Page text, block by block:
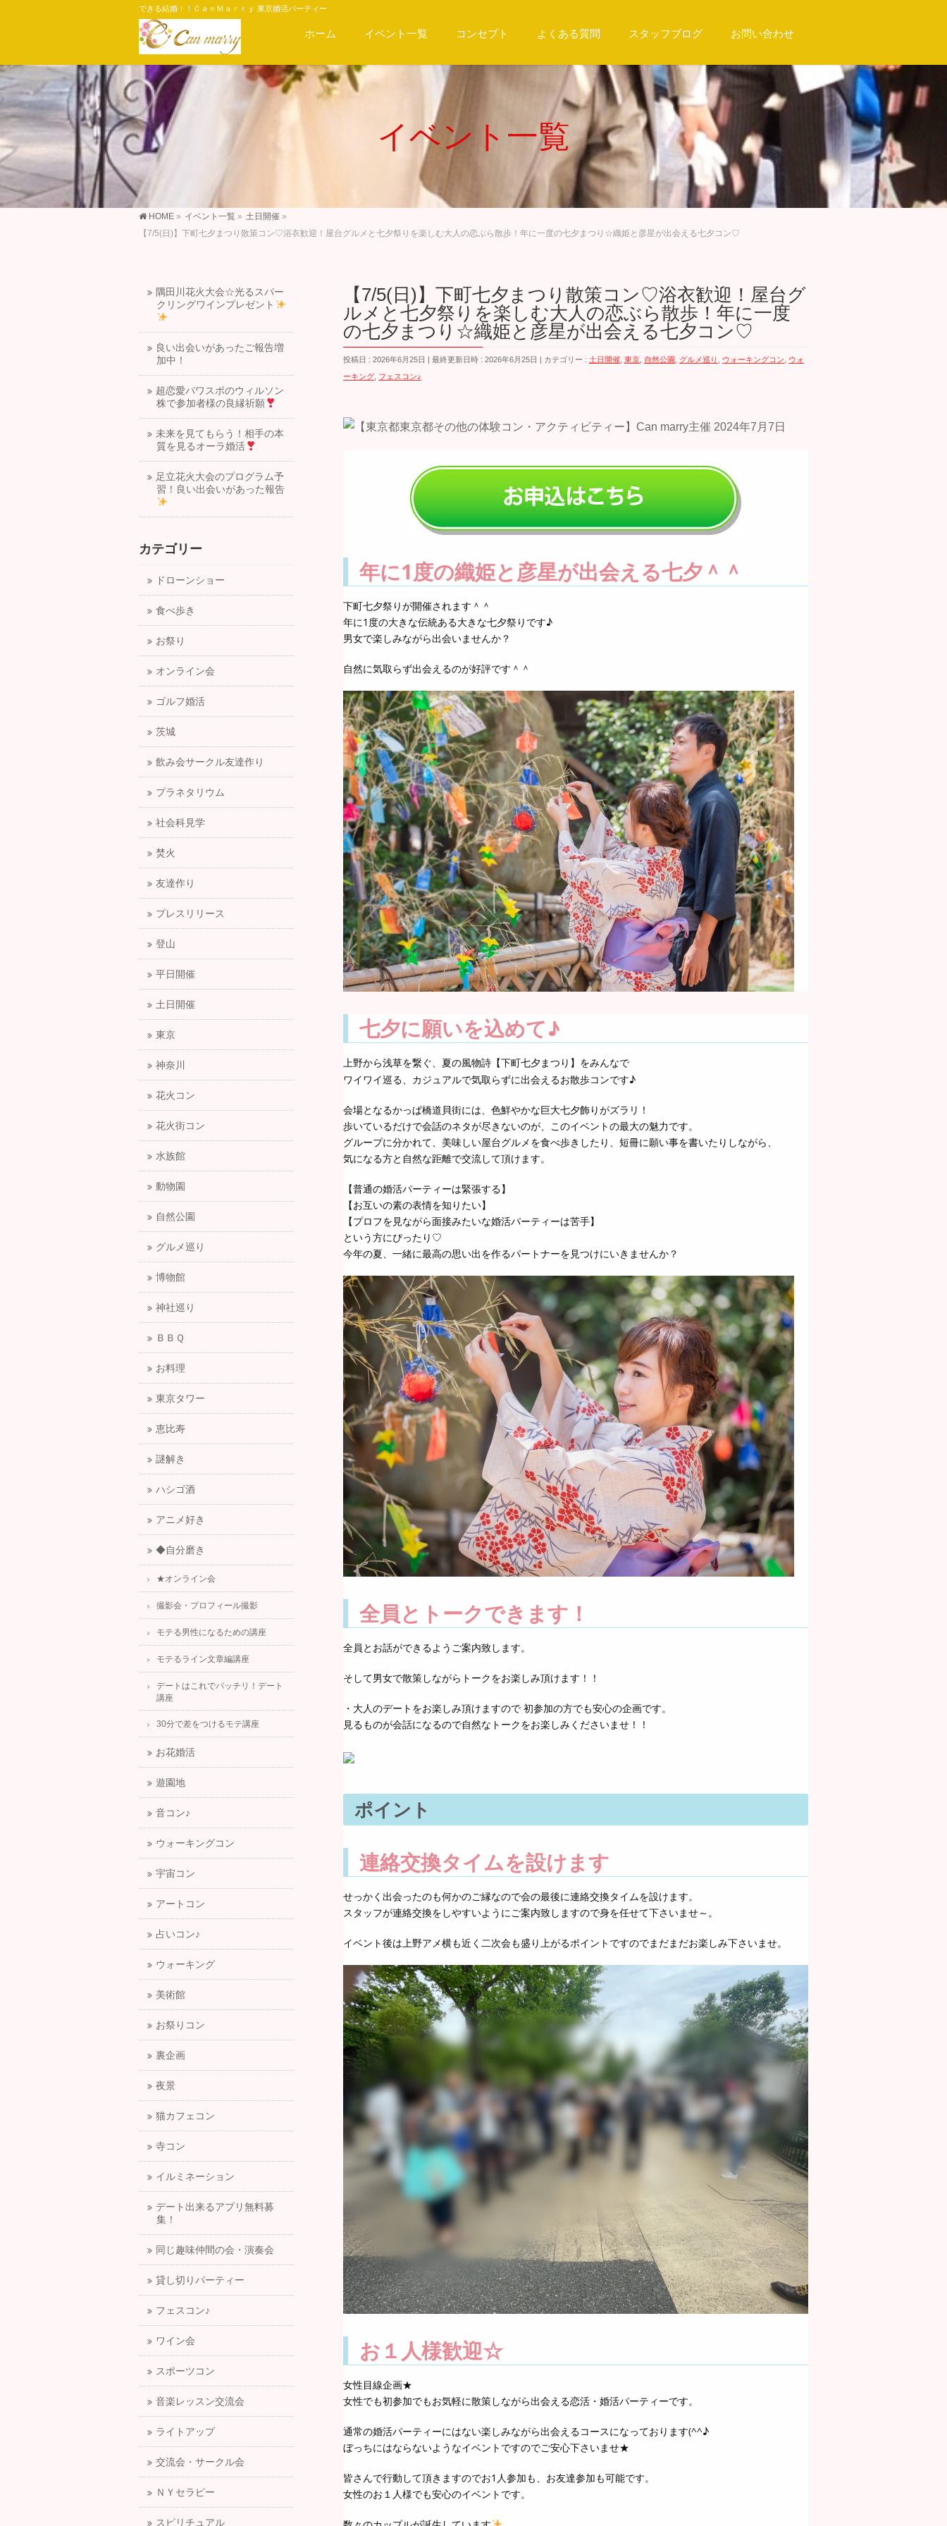
できる結婚！！ＣａｎＭａｒｒｙ 東京婚活パーティー
ホーム イベント一覧 コンセプト よくある質問 スタッフブログ お問い合わせ
イベント一覧
HOME » イベント一覧 » 土日開催 »
【7/5(日)】下町七夕まつり散策コン♡浴衣歓迎！屋台グルメと七夕祭りを楽しむ大人の恋ぶら散歩！年に一度の七夕まつり☆織姫と彦星が出会える七夕コン♡
【7/5(日)】下町七夕まつり散策コン♡浴衣歓迎！屋台グ
ルメと七夕祭りを楽しむ大人の恋ぶら散歩！年に一度
の七夕まつり☆織姫と彦星が出会える七夕コン♡
投稿日 : 2026年6月25日 最終更新日時 : 2026年6月25日 カテゴリー : 土日開催 東京 自然公園 グルメ巡り ウォーキングコン
ウォ
ーキング フェスコン♪
年に1度の織姫と彦星が出会える七夕＾＾
下町七夕祭りが開催されます＾＾
年に1度の大きな伝統ある大きな七夕祭りです♪
男女で楽しみながら出会いませんか？
自然に気取らず出会えるのが好評です＾＾
七夕に願いを込めて♪
上野から浅草を繋ぐ、夏の風物詩【下町七夕まつり】をみんなで
ワイワイ巡る、カジュアルで気取らずに出会えるお散歩コンです♪
会場となるかっぱ橋道貝街には、色鮮やかな巨大七夕飾りがズラリ！
歩いているだけで会話のネタが尽きないのが、このイベントの最大の魅力です。
グループに分かれて、美味しい屋台グルメを食べ歩きしたり、短冊に願い事を書いたりしながら、
気になる方と自然な距離で交流して頂けます。
【普通の婚活パーティーは緊張する】
【お互いの素の表情を知りたい】
【プロフを見ながら面接みたいな婚活パーティーは苦手】
という方にぴったり♡
今年の夏、一緒に最高の思い出を作るパートナーを見つけにいきませんか？
全員とトークできます！
全員とお話ができるようご案内致します。
そして男女で散策しながらトークをお楽しみ頂けます！！
・大人のデートをお楽しみ頂けますので 初参加の方でも安心の企画です。
見るものが会話になるので自然なトークをお楽しみくださいませ！！
ポイント
連絡交換タイムを設けます
せっかく出会ったのも何かのご縁なので会の最後に連絡交換タイムを設けます。
スタッフが連絡交換をしやすいようにご案内致しますので身を任せて下さいませ～。
イベント後は上野アメ横も近く二次会も盛り上がるポイントですのでまだまだお楽しみ下さいませ。
お１人様歓迎☆
女性目線企画★
女性でも初参加でもお気軽に散策しながら出会える恋活・婚活パーティーです。
通常の婚活パーティーにはない楽しみながら出会えるコースになっております(^^♪
ぼっちにはならないようなイベントですのでご安心下さいませ★
皆さんで行動して頂きますのでお1人参加も、お友達参加も可能です。
女性のお１人様でも安心のイベントです。
隅田川花火大会☆光るスパー
クリングワインプレゼント
良い出会いがあったご報告増
加中！
超恋愛パワスポのウィルソン
株で参加者様の良縁祈願
未来を見てもらう！相手の本
質を見るオーラ婚活
足立花火大会のプログラム予
習！良い出会いがあった報告
カテゴリー
ドローンショー
食べ歩き
お祭り
オンライン会
ゴルフ婚活
茨城
飲み会サークル友達作り
プラネタリウム
社会科見学
焚火
友達作り
プレスリリース
登山
平日開催
土日開催
東京
神奈川
花火コン
花火街コン
水族館
動物園
自然公園
グルメ巡り
博物館
神社巡り
ＢＢＱ
お料理
東京タワー
恵比寿
謎解き
ハシゴ酒
アニメ好き
◆自分磨き
★オンライン会
撮影会・プロフィール撮影
モテる男性になるための講座
モテるライン文章編講座
デートはこれでバッチリ！デート
講座
30分で差をつけるモテ講座
お花婚活
遊園地
音コン♪
ウォーキングコン
宇宙コン
アートコン
占いコン♪
ウォーキング
美術館
お祭りコン
裏企画
夜景
猫カフェコン
寺コン
イルミネーション
デート出来るアプリ無料募
集！
同じ趣味仲間の会・演奏会
貸し切りパーティー
フェスコン♪
ワイン会
スポーツコン
音楽レッスン交流会
ライトアップ
交流会・サークル会
ＮＹセラピー
スピリチュアル